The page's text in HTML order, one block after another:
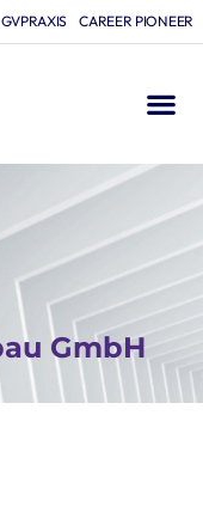
GVPRAXIS CAREER PIONEER
GmbH